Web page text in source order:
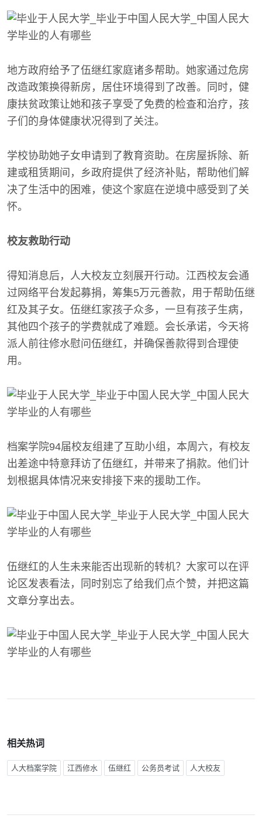
地方政府给予了伍继红家庭诸多帮助。她家通过危房
改造政策换得新房，居住环境得到了改善。同时，健
康扶贫政策让她和孩子享受了免费的检查和治疗，孩
子们的身体健康状况得到了关注。
学校协助她子女申请到了教育资助。在房屋拆除、新
建或租赁期间，乡政府提供了经济补贴，帮助他们解
决了生活中的困难，使这个家庭在逆境中感受到了关
怀。
校友救助行动
得知消息后，人大校友立刻展开行动。江西校友会通
过网络平台发起募捐，筹集5万元善款，用于帮助伍继
红及其子女。伍继红家孩子众多，一旦有孩子生病，
其他四个孩子的学费就成了难题。会长承诺，今天将
派人前往修水慰问伍继红，并确保善款得到合理使
用。
档案学院94届校友组建了互助小组，本周六，有校友
出差途中特意拜访了伍继红，并带来了捐款。他们计
划根据具体情况来安排接下来的援助工作。
伍继红的人生未来能否出现新的转机？大家可以在评
论区发表看法，同时别忘了给我们点个赞，并把这篇
文章分享出去。
相关热词
人大档案学院 江西修水 伍继红 公务员考试 人大校友